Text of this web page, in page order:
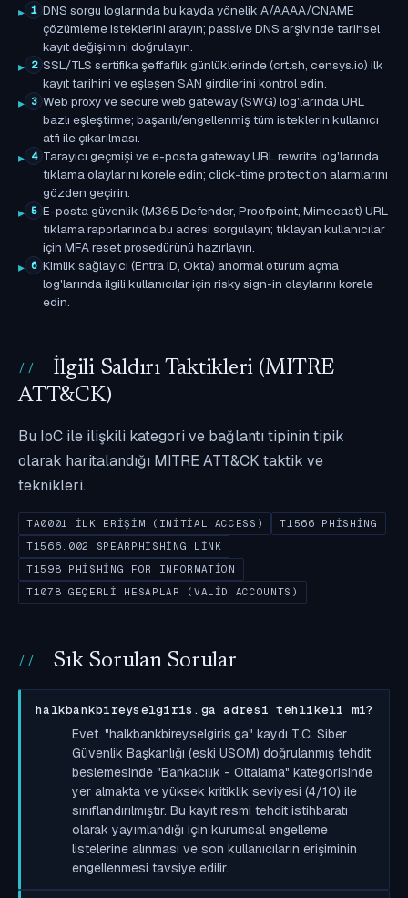
1 DNS sorgu loglarında bu kayda yönelik A/AAAA/CNAME
çözümleme isteklerini arayın; passive DNS arşivinde tarihsel
kayıt değişimini doğrulayın.
2 SSL/TLS sertifika şeffaflık günlüklerinde (crt.sh, censys.io) ilk
kayıt tarihini ve eşleşen SAN girdilerini kontrol edin.
3 Web proxy ve secure web gateway (SWG) log'larında URL
bazlı eşleştirme; başarılı/engellenmiş tüm isteklerin kullanıcı
atfı ile çıkarılması.
4 Tarayıcı geçmişi ve e-posta gateway URL rewrite log'larında
tıklama olaylarını korele edin; click-time protection alarmlarını
gözden geçirin.
5 E-posta güvenlik (M365 Defender, Proofpoint, Mimecast) URL
tıklama raporlarında bu adresi sorgulayın; tıklayan kullanıcılar
için MFA reset prosedürünü hazırlayın.
6 Kimlik sağlayıcı (Entra ID, Okta) anormal oturum açma
log'larında ilgili kullanıcılar için risky sign-in olaylarını korele
edin.
İlgili Saldırı Taktikleri (MITRE
ATT&CK)
Bu IoC ile ilişkili kategori ve bağlantı tipinin tipik
olarak haritalandığı MITRE ATT&CK taktik ve
teknikleri.
TA0001 İLK ERIŞIM (INITIAL ACCESS)
T1566 PHISHING
T1566.002 SPEARPHISHING LINK
T1598 PHISHING FOR INFORMATION
T1078 GEÇERLI HESAPLAR (VALID ACCOUNTS)
Sık Sorulan Sorular
halkbankbireyselgiris.ga adresi tehlikeli mi?
Evet. "halkbankbireyselgiris.ga" kaydı T.C. Siber
Güvenlik Başkanlığı (eski USOM) doğrulanmış tehdit
beslemesinde "Bankacılık - Oltalama" kategorisinde
yer almakta ve yüksek kritiklik seviyesi (4/10) ile
sınıflandırılmıştır. Bu kayıt resmi tehdit istihbaratı
olarak yayımlandığı için kurumsal engelleme
listelerine alınması ve son kullanıcıların erişiminin
engellenmesi tavsiye edilir.